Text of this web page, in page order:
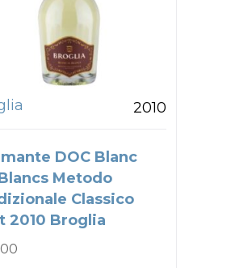
2010
DOC Blanc
Metodo
Classico
2010 Broglia